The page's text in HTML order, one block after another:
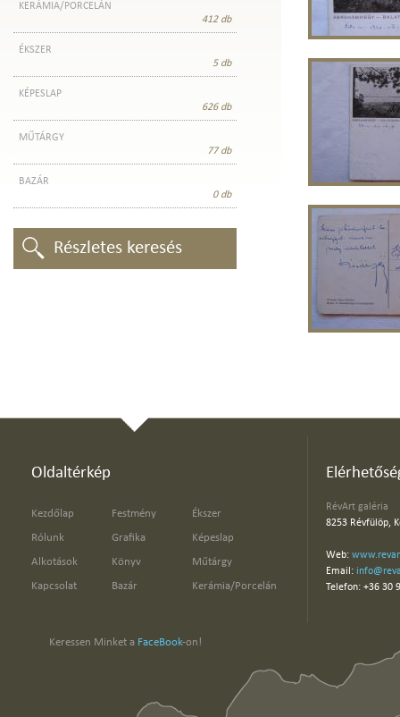
KERÁMIA/PORCELÁN
412 db
ÉKSZER
5 db
KÉPESLAP
626 db
MŰTÁRGY
77 db
BAZÁR
0 db
Részletes keresés
Oldaltérkép
Kezdőlap Festmény Ékszer
Rólunk Grafika Képeslap
Alkotások Könyv Műtárgy
Kapcsolat Bazár Kerámia/Porcelán
Keressen Minket a FaceBook-on!
RévArt galéria
8253 Révfülöp,
Web:
Email:
Telefon: +36 30